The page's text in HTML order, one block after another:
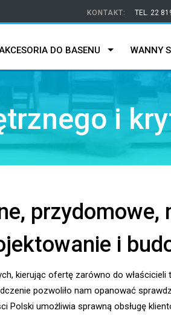
KONTAKT: TEL. 22
DO BASENU WANNY
i
przydomowe,
i
kierując ofertę zarówno do
pozwoliło nam opanować
Polski umożliwia sprawną obsługę